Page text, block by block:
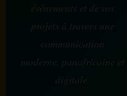
événements et de vos
projets à travers une
communication
moderne, panafricaine et
digitale.